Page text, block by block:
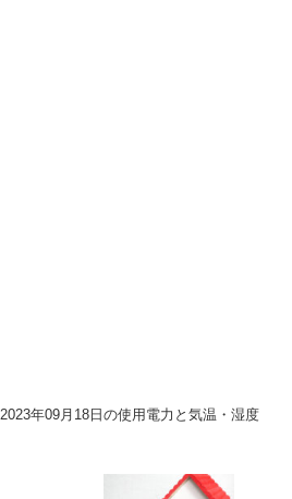
2023年09月18日の使用電力と気温・湿度